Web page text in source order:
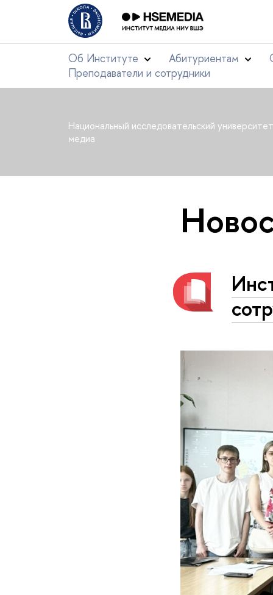
Об Институте Абитуриентам
Преподаватели и сотрудники
Национальный исследовательский
медиа